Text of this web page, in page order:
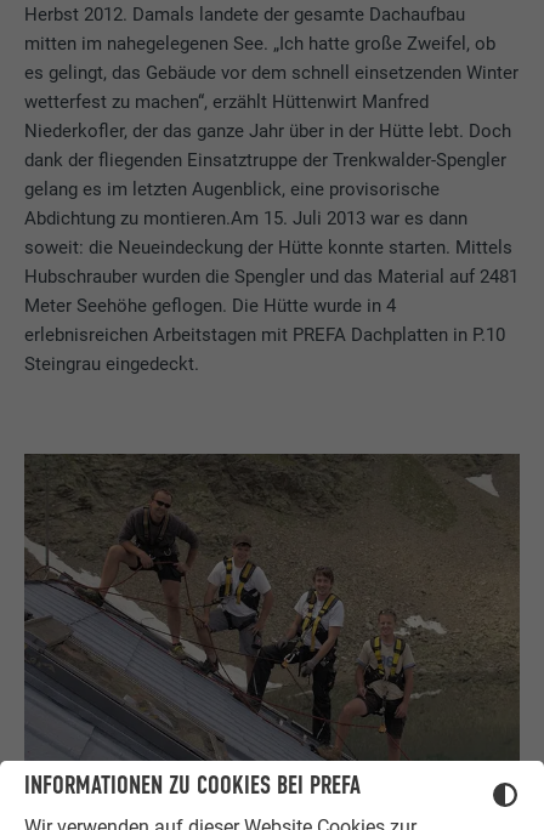
INFORMATIONEN ZU COOKIES BEI PREFA
Herbst 2012. Damals landete der gesamte Dachaufbau
mitten im nahegelegenen See. „Ich hatte große Zweifel, ob
es gelingt, das Gebäude vor dem schnell einsetzenden Winter
wetterfest zu machen“, erzählt Hüttenwirt Manfred
Niederkofler, der das ganze Jahr über in der Hütte lebt. Doch
dank der fliegenden Einsatztruppe der Trenkwalder-Spengler
gelang es im letzten Augenblick, eine provisorische
Abdichtung zu montieren.Am 15. Juli 2013 war es dann
soweit: die Neueindeckung der Hütte konnte starten. Mittels
Hubschrauber wurden die Spengler und das Material auf 2481
Meter Seehöhe geflogen. Die Hütte wurde in 4
erlebnisreichen Arbeitstagen mit PREFA Dachplatten in P.10
Steingrau eingedeckt.